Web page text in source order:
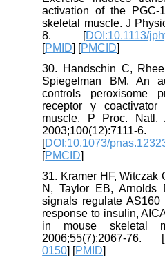
activation of the
skeletal muscle. J
8. [DOI:10.1113/
[PMID] [PMCID
30. Handschin C,
Spiegelman BM. An
controls peroxisome
receptor γ
muscle. P Proc.
2003;100(12):7111-6.
[DOI:10.1073/
[PMCID
31. Kramer HF,
N, Taylor EB,
signals regulate
response to insulin,
in mouse skeletal
2006;55(7):2067-
0150] [PMID